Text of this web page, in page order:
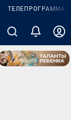
ТЕЛЕПРОГРАММА